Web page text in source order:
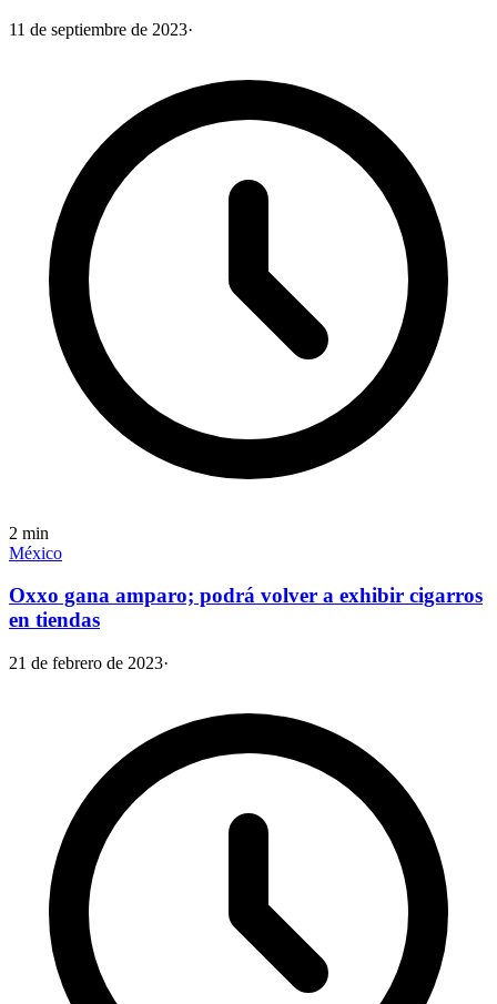
11 de septiembre de 2023·
2 min
México
Oxxo gana amparo; podrá volver a exhibir cigarros
en tiendas
21 de febrero de 2023·